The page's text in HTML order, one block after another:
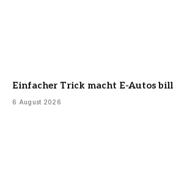
Einfacher Trick macht E-Autos
6 August 2026